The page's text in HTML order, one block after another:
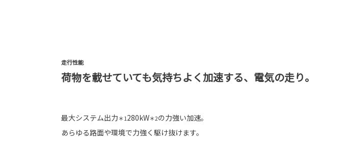
走行性能
荷物を載せていても気持ちよく加速する、電気の走り。
最大システム出力＊1280kW＊2の力強い加速。
あらゆる路面や環境で力強く駆け抜けます。